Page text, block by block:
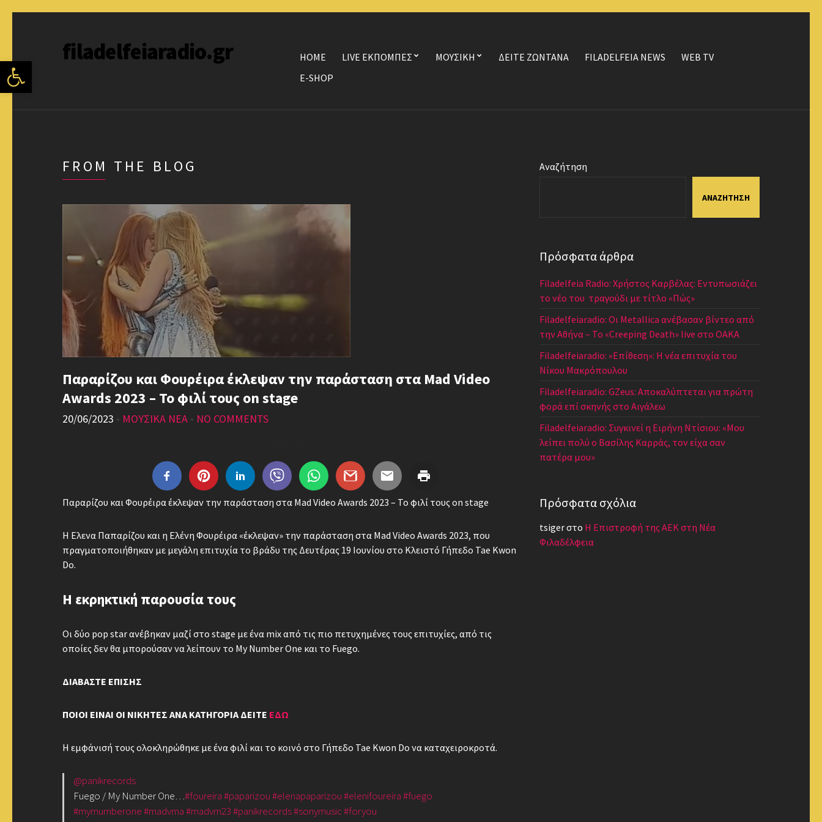
Ανοίξτε τη γραμμή εργαλείων
filadelfeiaradio.gr HOME LIVE ΕΚΠΟΜΠΕΣ ΜΟΥΣΙΚΗ ΔΕΙΤΕ ΖΩΝΤΑΝΑ FILADELFEIA NEWS
WEB TV
E-SHOP
FROM THE BLOG
Παραρίζου και Φουρέιρα έκλεψαν την παράσταση στα Mad Video
Awards 2023 – Το φιλί τους on stage
20/06/2023 • ΜΟΥΣΙΚΑ ΝΕΑ • NO COMMENTS
Παραρίζου και Φουρέιρα έκλεψαν την παράσταση στα Mad Video Awards 2023 – Το φιλί τους on stage
Η Ελενα Παπαρίζου και η Ελένη Φουρέιρα «έκλεψαν» την παράσταση στα Mad Video Awards 2023, που
πραγματοποιήθηκαν με μεγάλη επιτυχία το βράδυ της Δευτέρας 19 Ιουνίου στο Κλειστό Γήπεδο Tae Kwon
Do.
Η εκρηκτική παρουσία τους
Οι δύο pop star ανέβηκαν μαζί στο stage με ένα mix από τις πιο πετυχημένες τους επιτυχίες, από τις
οποίες δεν θα μπορούσαν να λείπουν το My Number One και το Fuego.
ΔΙΑΒΑΣΤΕ ΕΠΙΣΗΣ
ΠΟΙΟΙ ΕΙΝΑΙ ΟΙ ΝΙΚΗΤΕΣ ΑΝΑ ΚΑΤΗΓΟΡΙΑ ΔΕΙΤΕ ΕΔΩ
Η εμφάνισή τους ολοκληρώθηκε με ένα φιλί και το κοινό στο Γήπεδο Tae Kwon Do να καταχειροκροτά.
@panikrecords
Fuego / My Number One…#foureira#paparizou#elenapaparizou#elenifoureira#fuego
#mymumberone#madvma#madvm23#panikrecords#sonymusic#foryou
Αναζήτηση
ΑΝΑΖΉΤΗΣΗ
Πρόσφατα άρθρα
Filadelfeia Radio: Χρήστος Καρβέλας: Εντυπωσιάζει
το νέο του τραγούδι με τίτλο «Πώς»
Filadelfeiaradio: Οι Metallica ανέβασαν βίντεο από
την Αθήνα – Το «Creeping Death» live στο ΟΑΚΑ
Filadelfeiaradio: «Επίθεση»: Η νέα επιτυχία του
Νίκου Μακρόπουλου
Filadelfeiaradio: GZeus: Αποκαλύπτεται για πρώτη
φορά επί σκηνής στο Αιγάλεω
Filadelfeiaradio: Συγκινεί η Ειρήνη Ντίσιου: «Μου
λείπει πολύ ο Βασίλης Καρράς, τον είχα σαν
πατέρα μου»
Πρόσφατα σχόλια
tsigerστο Η Επιστροφή της ΑΕΚ στη Νέα
Φιλαδέλφεια